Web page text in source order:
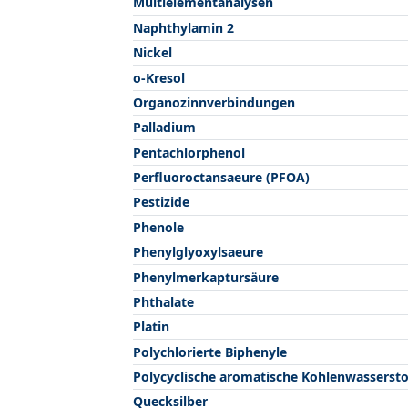
Naphthylamin 2
Nickel
o-Kresol
Organozinnverbindungen
Palladium
Pentachlorphenol
Perfluoroctansaeure (PFOA)
Pestizide
Phenole
Phenylglyoxylsaeure
Phenylmerkaptursäure
Phthalate
Platin
Polychlorierte Biphenyle
Polycyclische aromatische
Quecksilber